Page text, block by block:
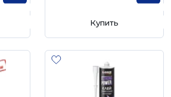
Купить